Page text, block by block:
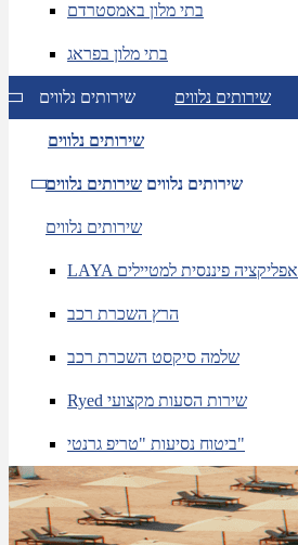
בתי מלון באמסטרדם
בתי מלון בפראג
שירותים נלווים שירותים נלווים
שירותים נלווים
שירותים נלווים שירותים נלווים
שירותים נלווים
LAYA אפליקציה פיננסית למטיילים
הרץ השכרת רכב
שלמה סיקסט השכרת רכב
Ryed שירות הסעות מקצועי
ביטוח נסיעות "טריפ גרנטי"